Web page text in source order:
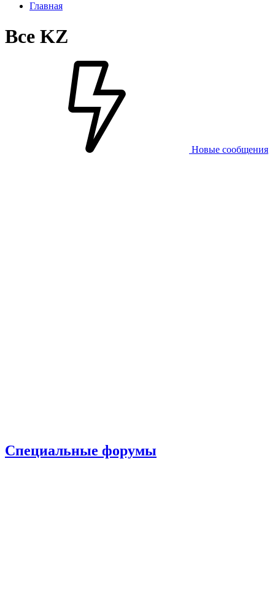
Главная
Все KZ
Новые сообщения
Специальные форумы